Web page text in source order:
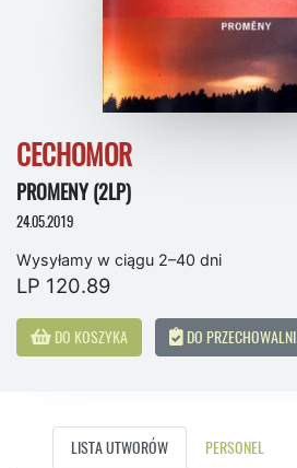
CECHOMOR
PROMENY (2LP)
24.05.2019
Wysyłamy w ciągu 2–40 dni
LP 120.89
DO KOSZYKA DO PRZECHOWALNI
LISTA UTWORÓW PERSONEL